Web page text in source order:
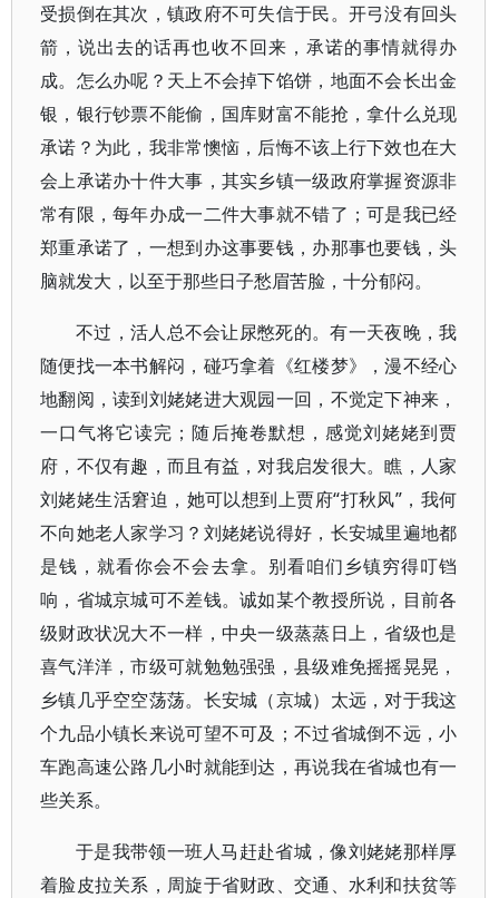
受损倒在其次，镇政府不可失信于民。开弓没有回头
箭，说出去的话再也收不回来，承诺的事情就得办
成。怎么办呢？天上不会掉下馅饼，地面不会长出金
银，银行钞票不能偷，国库财富不能抢，拿什么兑现
承诺？为此，我非常懊恼，后悔不该上行下效也在大
会上承诺办十件大事，其实乡镇一级政府掌握资源非
常有限，每年办成一二件大事就不错了；可是我已经
郑重承诺了，一想到办这事要钱，办那事也要钱，头
脑就发大，以至于那些日子愁眉苦脸，十分郁闷。
不过，活人总不会让尿憋死的。有一天夜晚，我
随便找一本书解闷，碰巧拿着《红楼梦》，漫不经心
地翻阅，读到刘姥姥进大观园一回，不觉定下神来，
一口气将它读完；随后掩卷默想，感觉刘姥姥到贾
府，不仅有趣，而且有益，对我启发很大。瞧，人家
刘姥姥生活窘迫，她可以想到上贾府“打秋风”，我何
不向她老人家学习？刘姥姥说得好，长安城里遍地都
是钱，就看你会不会去拿。别看咱们乡镇穷得叮铛
响，省城京城可不差钱。诚如某个教授所说，目前各
级财政状况大不一样，中央一级蒸蒸日上，省级也是
喜气洋洋，市级可就勉勉强强，县级难免摇摇晃晃，
乡镇几乎空空荡荡。长安城（京城）太远，对于我这
个九品小镇长来说可望不可及；不过省城倒不远，小
车跑高速公路几小时就能到达，再说我在省城也有一
些关系。
于是我带领一班人马赶赴省城，像刘姥姥那样厚
着脸皮拉关系，周旋于省财政、交通、水利和扶贫等